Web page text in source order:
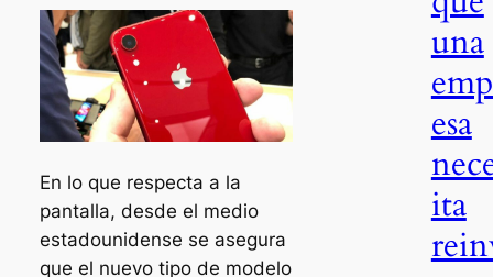
En lo que respecta a la
pantalla, desde el medio
estadounidense se asegura
que el nuevo tipo de modelo
una
esa
ita